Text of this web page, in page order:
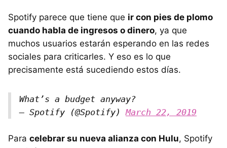
Spotify parece que tiene que ir con pies de plomo
cuando habla de ingresos o dinero, ya que
muchos usuarios estarán esperando en las redes
sociales para criticarles. Y eso es lo que
precisamente está sucediendo estos días.
What’s a budget anyway?
— Spotify (@Spotify)March 22, 2019
Para celebrar su nueva alianza con Hulu, Spotify